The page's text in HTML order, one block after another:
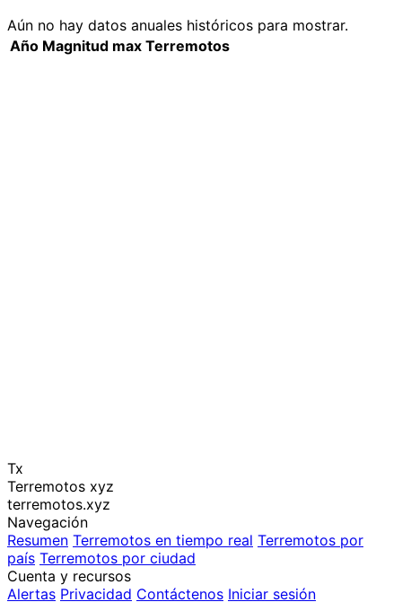
Aún no hay datos anuales históricos para mostrar.
Año Magnitud max Terremotos
Tx
Terremotos xyz
terremotos.xyz
Navegación
Resumen Terremotos en tiempo real Terremotos por
país Terremotos por ciudad
Cuenta y recursos
Alertas Privacidad Contáctenos Iniciar sesión